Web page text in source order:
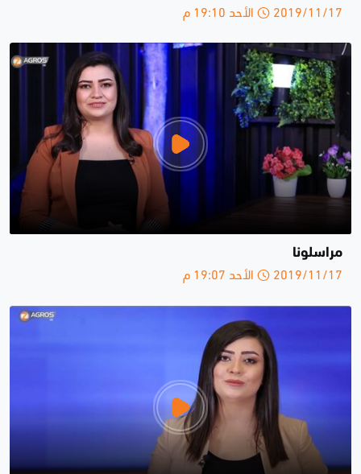
2019/11/17 الأحد 19:10 م
مراسلونا
2019/11/17 الأحد 19:07 م